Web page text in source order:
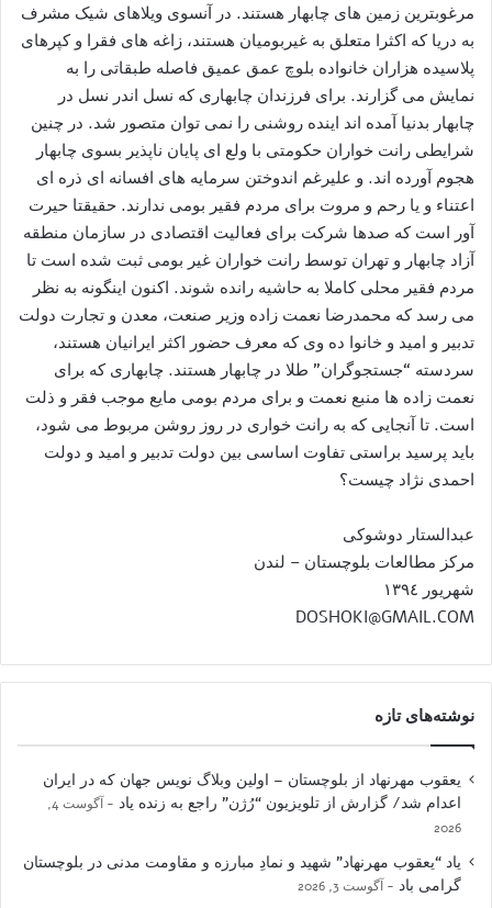
مرغوبترین زمین های چابهار هستند. در آنسوی ویلاهای شیک مشرف
به دریا که اکثرا متعلق به غیربومیان هستند، زاغه های فقرا و کپرهای
پلاسیده هزاران خانواده بلوچ عمق عمیق فاصله طبقاتی را به
نمایش می گزارند. برای فرزندان چابهاری که نسل اندر نسل در
چابهار بدنیا آمده اند اینده روشنی را نمی توان متصور شد. در چنین
شرایطی رانت خواران حکومتی با ولع ای پایان ناپذیر بسوی چابهار
هجوم آورده اند. و علیرغم اندوختن سرمایه های افسانه ای ذره ای
اعتناء و یا رحم و مروت برای مردم فقیر بومی ندارند. حقیقتا حیرت
آور است که صدها شرکت برای فعالیت اقتصادی در سازمان منطقه
آزاد چابهار و تهران توسط رانت خواران غیر بومی ثبت شده است تا
مردم فقیر محلی کاملا به حاشیه رانده شوند. اکنون اینگونه به نظر
می رسد که محمدرضا نعمت زاده وزیر صنعت، معدن و تجارت دولت
تدبیر و امید و خانوا ده وی که معرف حضور اکثر ایرانیان هستند،
سردسته “جستجوگران” طلا در چابهار هستند. چابهاری که برای
نعمت زاده ها منبع نعمت و برای مردم بومی مایع موجب فقر و ذلت
است. تا آنجایی که به رانت خواری در روز روشن مربوط می شود،
باید پرسید براستی تفاوت اساسی بین دولت تدبیر و امید و دولت
احمدی نژاد چیست؟
عبدالستار دوشوکی
مرکز مطالعات بلوچستان – لندن
شهریور ١٣٩٤
DOSHOKI@GMAIL.COM
نوشته‌های تازه
یعقوب مهرنهاد از بلوچستان – اولین وبلاگ نویس جهان که در ایران
اعدام شد/ گزارش از تلویزیون “رُژن” راجع به زنده یاد
آگوست 4,
2026
یاد “یعقوب مهرنهاد” شهید و نمادِ مبارزه و مقاومت مدنی در بلوچستان
گرامی باد
آگوست 3, 2026